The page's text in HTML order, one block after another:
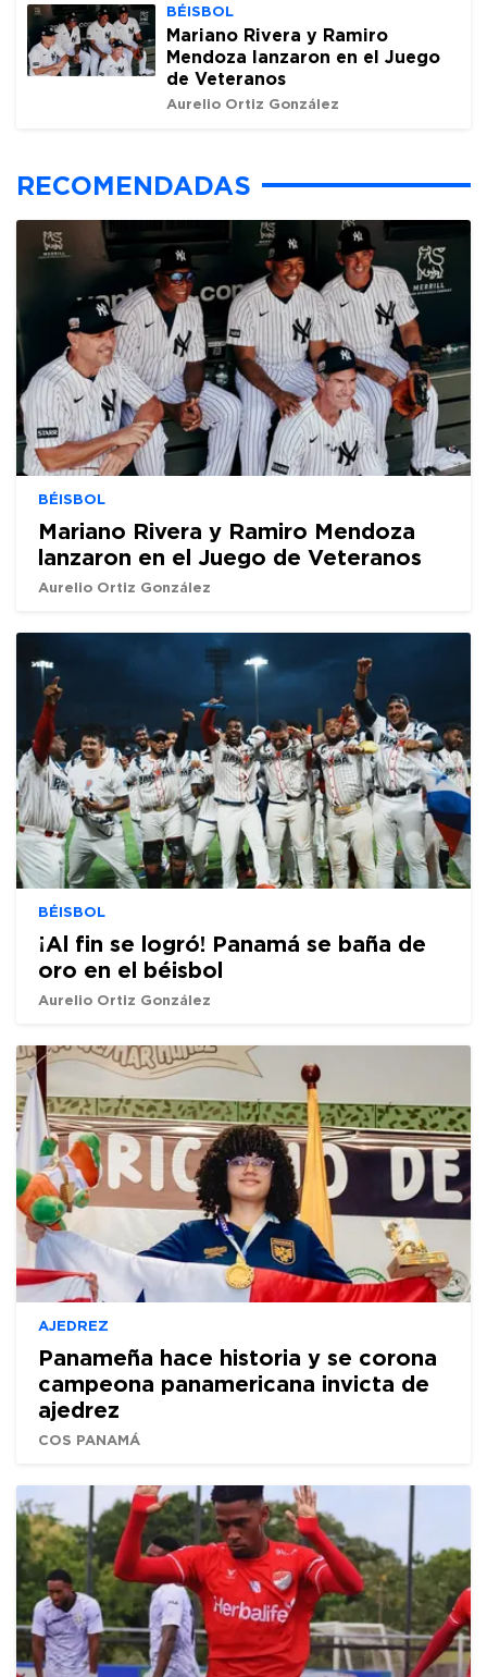
BÉISBOL
Mariano Rivera y Ramiro
Mendoza lanzaron en el Juego
de Veteranos
Aurelio Ortiz González
RECOMENDADAS
BÉISBOL
Mariano Rivera y Ramiro Mendoza
lanzaron en el Juego de Veteranos
Aurelio Ortiz González
BÉISBOL
¡Al fin se logró! Panamá se baña de
oro en el béisbol
Aurelio Ortiz González
AJEDREZ
Panameña hace historia y se corona
campeona panamericana invicta de
ajedrez
COS PANAMÁ